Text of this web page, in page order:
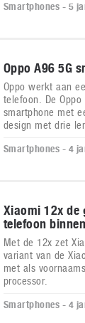
Smartphones - 5
Oppo A96 5G
Oppo werkt aan
telefoon. De Oppo
smartphone met
design met drie
Smartphones - 4
Xiaomi 12x de
telefoon
Met de 12x zet
variant van de
met als
processor.
Smartphones - 4